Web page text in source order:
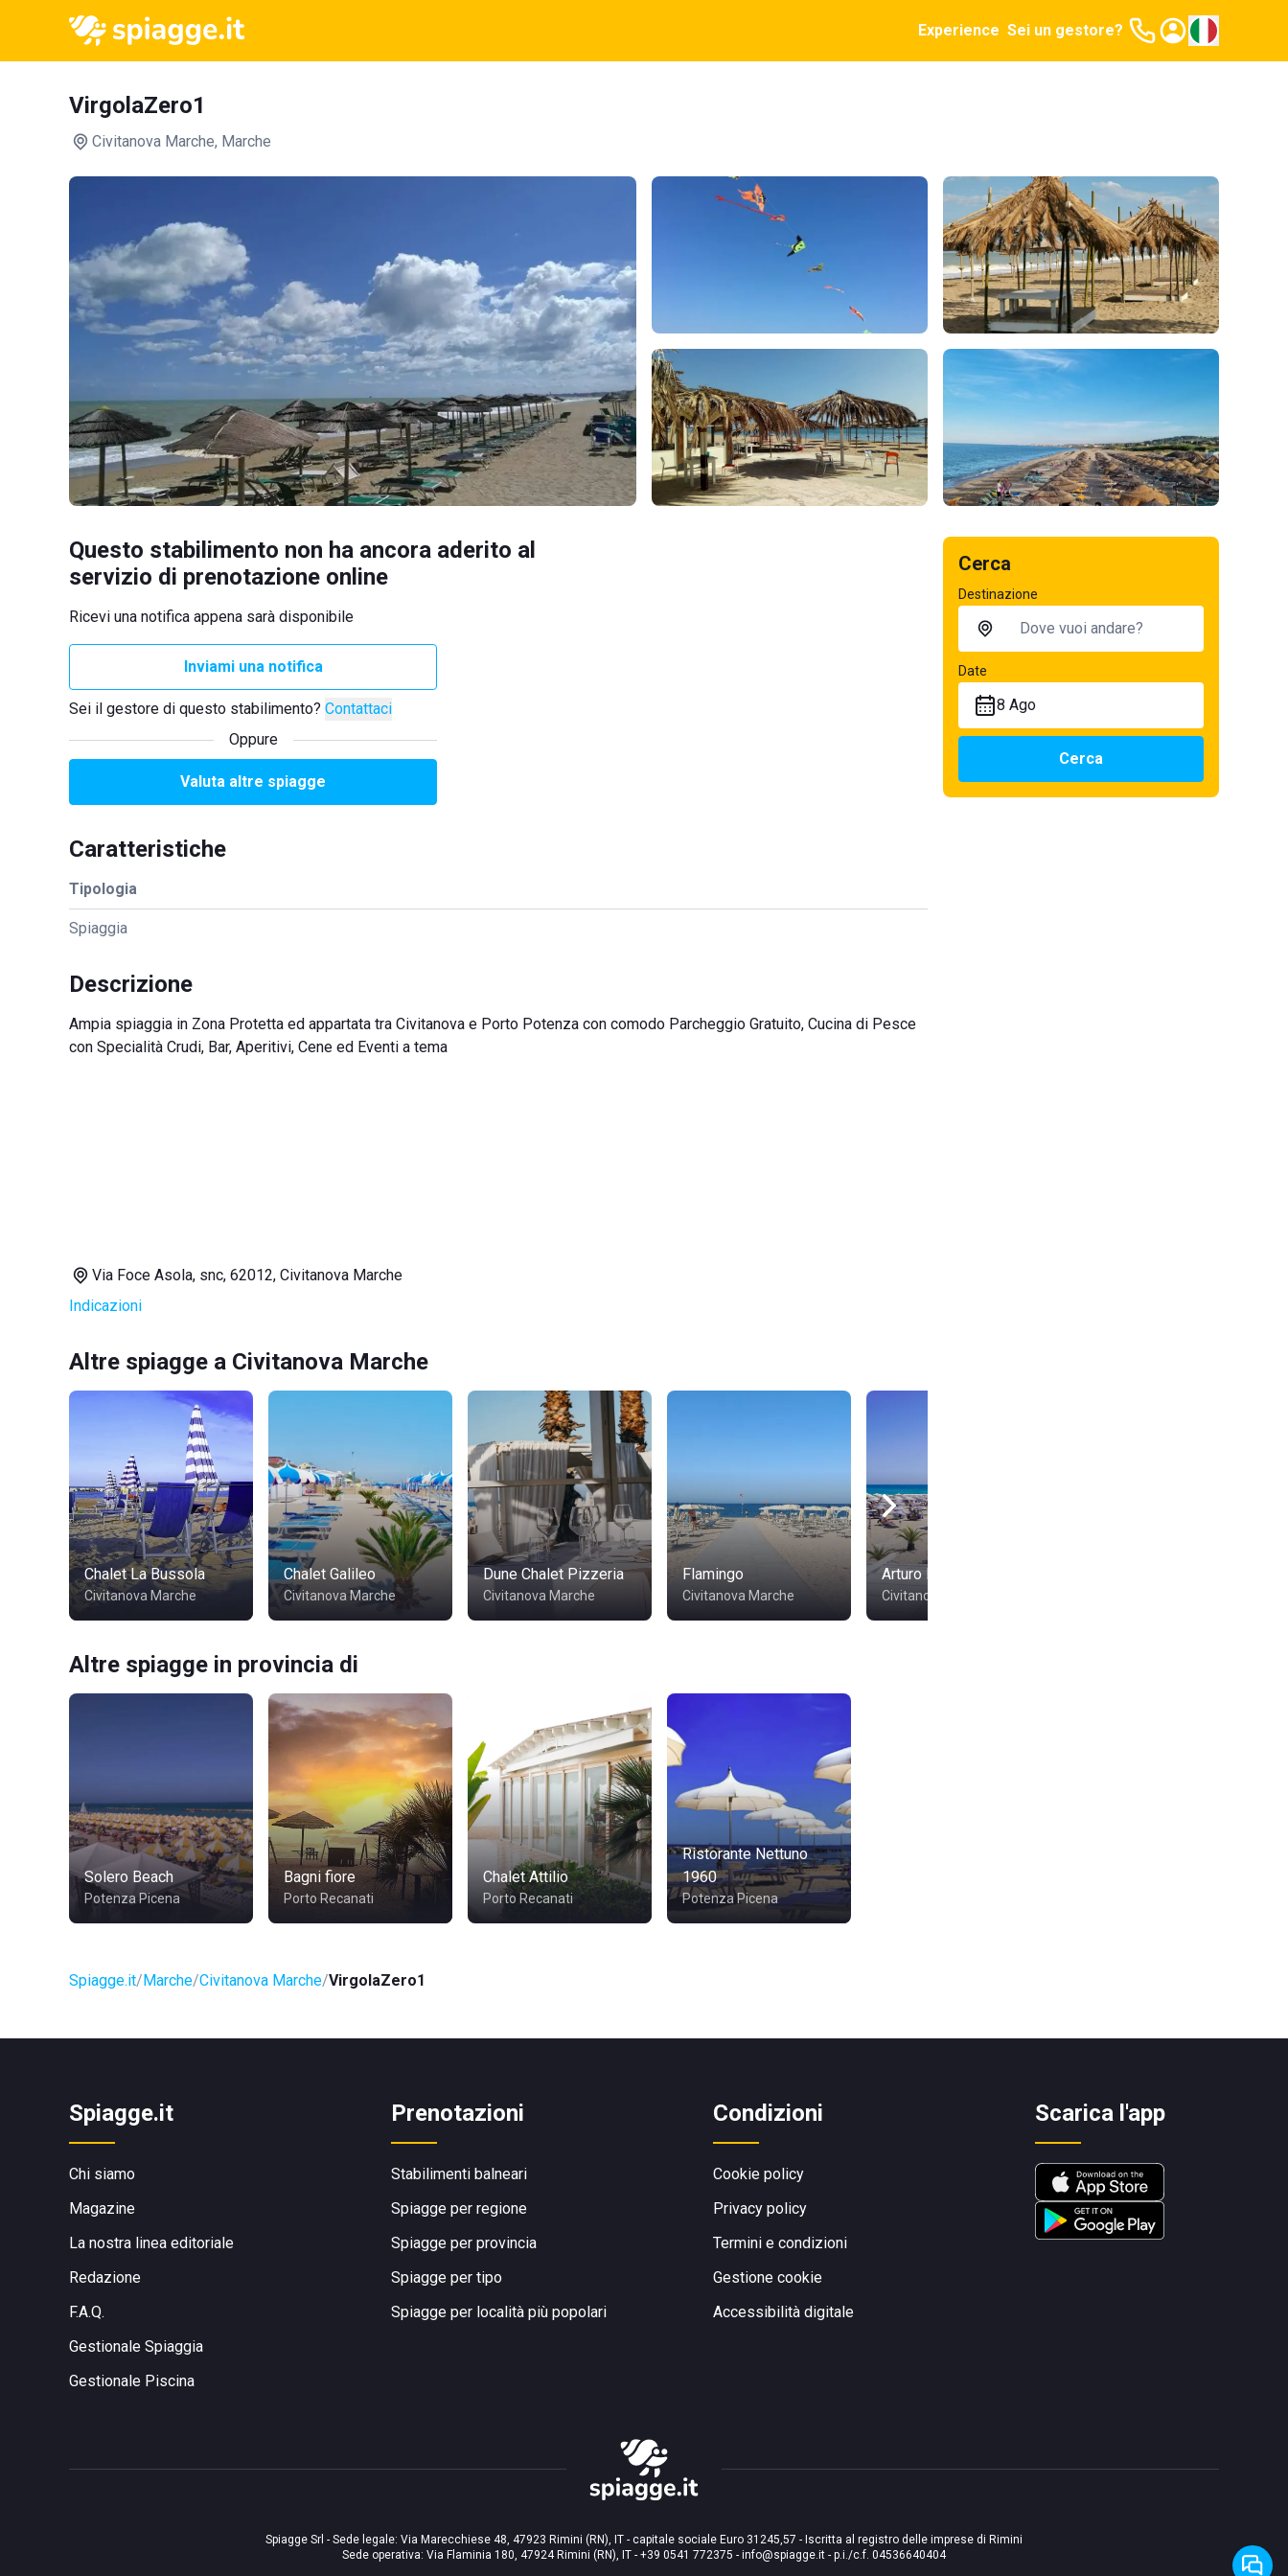
Experience Sei un gestore?
VirgolaZero1
Civitanova Marche, Marche
Questo stabilimento non ha ancora aderito al
servizio di prenotazione online
Ricevi una notifica appena sarà disponibile
Inviami una notifica
Sei il gestore di questo stabilimento? Contattaci
Oppure
Valuta altre spiagge
Caratteristiche
Tipologia
Spiaggia
Descrizione
Ampia spiaggia in Zona Protetta ed appartata tra Civitanova e Porto Potenza con comodo Parcheggio Gratuito, Cucina di Pesce
con Specialità Crudi, Bar, Aperitivi, Cene ed Eventi a tema
Via Foce Asola, snc, 62012, Civitanova Marche
Indicazioni
Altre spiagge a Civitanova Marche
Chalet La Bussola
Civitanova Marche
Chalet Galileo
Civitanova Marche
Dune Chalet Pizzeria
Civitanova Marche
Flamingo
Civitanova Marche
Arturo Mare
Civitanova Marche
Altre spiagge in provincia di
Solero Beach
Potenza Picena
Bagni fiore
Porto Recanati
Chalet Attilio
Porto Recanati
Ristorante Nettuno
1960
Potenza Picena
Spiagge.it Marche Civitanova Marche VirgolaZero1
Cerca
Destinazione
Date
8 Ago
Cerca
Spiagge.it
Chi siamo
Magazine
La nostra linea editoriale
Redazione
F.A.Q.
Gestionale Spiaggia
Gestionale Piscina
Prenotazioni
Stabilimenti balneari
Spiagge per regione
Spiagge per provincia
Spiagge per tipo
Spiagge per località più popolari
Condizioni
Cookie policy
Privacy policy
Termini e condizioni
Gestione cookie
Accessibilità digitale
Scarica l'app
Spiagge Srl - Sede legale: Via Marecchiese 48, 47923 Rimini (RN), IT - capitale sociale Euro 31245,57 - Iscritta al registro delle imprese di Rimini
Sede operativa: Via Flaminia 180, 47924 Rimini (RN), IT - +39 0541 772375 - info@spiagge.it - p.i./c.f. 04536640404